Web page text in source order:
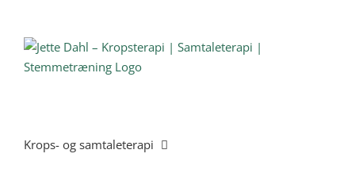
content
Krops- og samtaleterapi